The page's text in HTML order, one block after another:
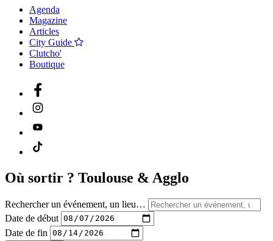
Agenda
Magazine
Articles
City Guide
Clutcho'
Boutique
Où sortir ? Toulouse & Agglo
Rechercher un événement, un lieu…
Date de début
Date de fin